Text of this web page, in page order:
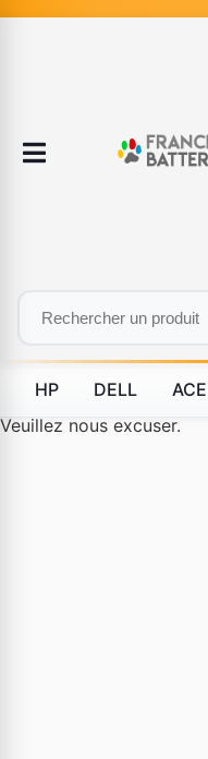
HP DELL
Le produit #BLD--
Veuillez nous excuser.